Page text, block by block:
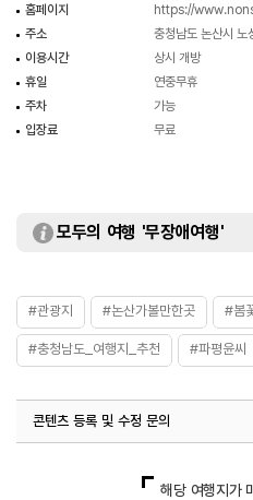
홈페이지
https://
주소
충청남도 논산시 노
이용시간
상시 개방
휴일
연중무휴
주차
가능
입장료
무료
모두의 여행 '무장애여행'
#관광지 #논산가볼만한곳 #봄
#충청남도_여행지_추천 #파평윤씨
콘텐츠 등록 및 수정 문의
해당 여행지가